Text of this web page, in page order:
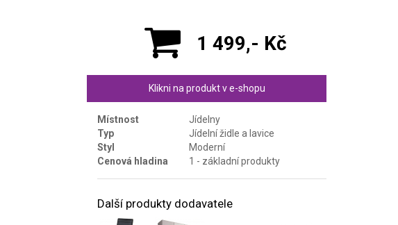
1 499,- Kč
Klikni na produkt v e-shopu
Místnost
Jídelny
Typ
Jídelní židle a lavice
Styl
Moderní
Cenová hladina
1 - základní produkty
Další produkty dodavatele